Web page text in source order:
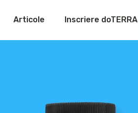
Articole Inscriere doTERRA